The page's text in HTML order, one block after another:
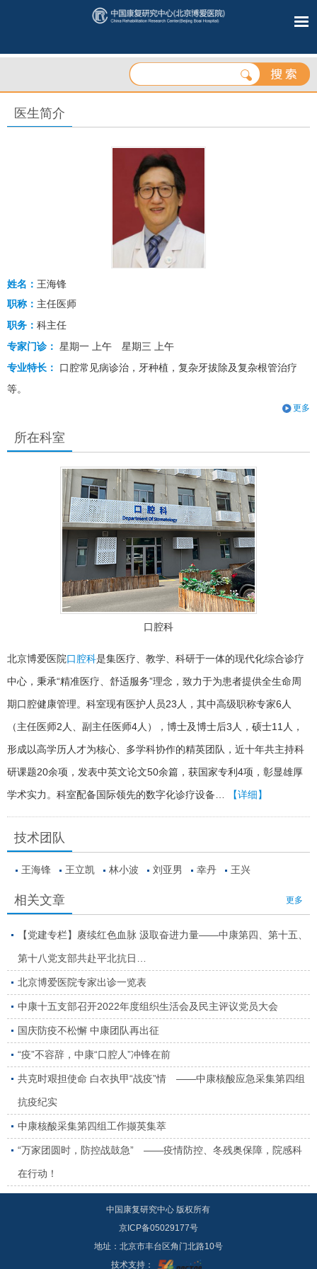
医生简介
姓名： 王海锋
职称： 主任医师
职务： 科主任
专家门诊： 星期一 上午
星期三 上午
专业特长：
口腔常见病诊治，牙种植，复杂牙拔除及复杂根管治疗
等。
更多
所在科室
口腔科
北京博爱医院口腔科是集医疗、教学、科研于一体的现代化综合诊疗
中心，秉承“精准医疗、舒适服务”理念，致力于为患者提供全生命周
期口腔健康管理。科室现有医护人员23人，其中高级职称专家6人
（主任医师2人、副主任医师4人），博士及博士后3人，硕士11人，
形成以高学历人才为核心、多学科协作的精英团队，近十年共主持科
研课题20余项，发表中英文论文50余篇，获国家专利4项，彰显雄厚
学术实力。科室配备国际领先的数字化诊疗设备…
【详细】
技术团队
王海锋 王立凯 林小波 刘亚男 幸丹 王兴
更多
相关文章
【党建专栏】赓续红色血脉 汲取奋进力量——中康第四、第十五、
第十八党支部共赴平北抗日…
北京博爱医院专家出诊一览表
中康十五支部召开2022年度组织生活会及民主评议党员大会
国庆防疫不松懈 中康团队再出征
“疫”不容辞，中康“口腔人”冲锋在前
共克时艰担使命 白衣执甲“战疫”情 ——中康核酸应急采集第四组
抗疫纪实
中康核酸采集第四组工作撷英集萃
“万家团圆时，防控战鼓急” ——疫情防控、冬残奥保障，院感科
在行动！
中国康复研究中心 版权所有
京ICP备05029177号
地址：北京市丰台区角门北路10号
技术支持：